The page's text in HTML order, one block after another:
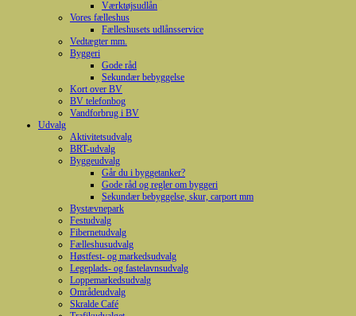
Værktøjsudlån
Vores fælleshus
Fælleshusets udlånsservice
Vedtægter mm.
Byggeri
Gode råd
Sekundær bebyggelse
Kort over BV
BV telefonbog
Vandforbrug i BV
Udvalg
Aktivitetsudvalg
BRT-udvalg
Byggeudvalg
Går du i byggetanker?
Gode råd og regler om byggeri
Sekundær bebyggelse, skur, carport mm
Bystævnepark
Festudvalg
Fibernetudvalg
Fælleshusudvalg
Høstfest- og markedsudvalg
Legeplads- og fastelavnsudvalg
Loppemarkedsudvalg
Områdeudvalg
Skralde Café